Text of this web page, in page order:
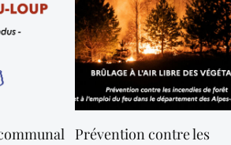
Prévention contre les